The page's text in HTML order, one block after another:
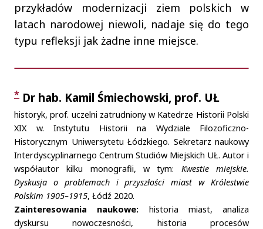
przykładów modernizacji ziem polskich w
latach narodowej niewoli, nadaje się do tego
typu refleksji jak żadne inne miejsce.
Autorzy
* Dr hab. Kamil Śmiechowski, prof. UŁ
historyk, prof. uczelni zatrudniony w Katedrze Historii Polski
XIX w. Instytutu Historii na Wydziale Filozoficzno-
Historycznym Uniwersytetu Łódzkiego. Sekretarz naukowy
Interdyscyplinarnego Centrum Studiów Miejskich UŁ. Autor i
współautor kilku monografii, w tym: Kwestie miejskie.
Dyskusja o problemach i przyszłości miast w Królestwie
Polskim 1905–1915, Łódź 2020.
Zainteresowania naukowe: historia miast, analiza
dyskursu nowoczesności, historia procesów